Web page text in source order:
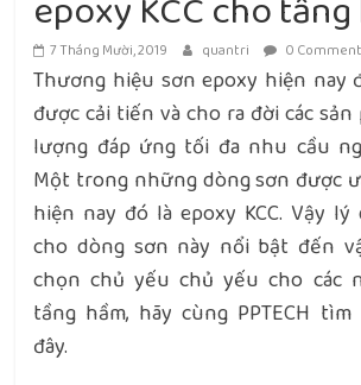
epoxy KCC cho
7 Tháng Mười, 2019 quantri 0
Thương hiệu sơn epoxy hiện nay
được cải tiến và cho ra đời các
lượng đáp ứng tối đa nhu cầu
Một trong những dòng sơn được
hiện nay đó là epoxy KCC. Vậy
cho dòng sơn này nổi bật đến
chọn chủ yếu chủ yếu cho các
tầng hầm, hãy cùng PPTECH
đây.